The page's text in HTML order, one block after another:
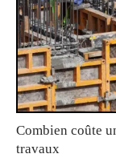
Combien coûte
travaux